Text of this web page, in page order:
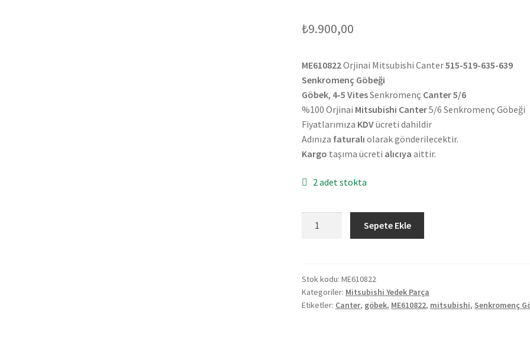
₺9.900,00
ME610822Orjinai Mitsubishi Canter515-519-635-639
Senkromenç Göbeği
Göbek, 4-5 VitesSenkromenç Canter 5/6
%100 Orjinai Mitsubishi Canter5/6 Senkromenç Göbeği
Fiyatlarımıza KDVücreti dahildir
Adınıza faturalı olarak gönderilecektir.
Kargo taşıma ücreti alıcıya aittir.
2 adet stokta
Senkromenç
Göbeği
ME610822
Sepete Ekle
Stok kodu:ME610822
Kategoriler: Mitsubishi Yedek Parça
Etiketler: Canter, göbek, ME610822, mitsubishi, Senkromenç